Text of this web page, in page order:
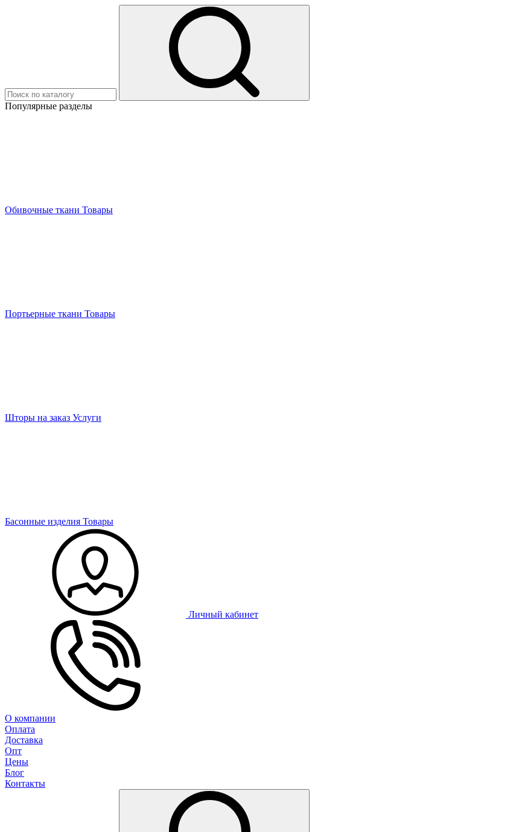
Популярные разделы
Обивочные ткани Товары
Портьерные ткани Товары
Шторы на заказ Услуги
Басонные изделия Товары
Личный кабинет
О компании
Оплата
Доставка
Опт
Цены
Блог
Контакты